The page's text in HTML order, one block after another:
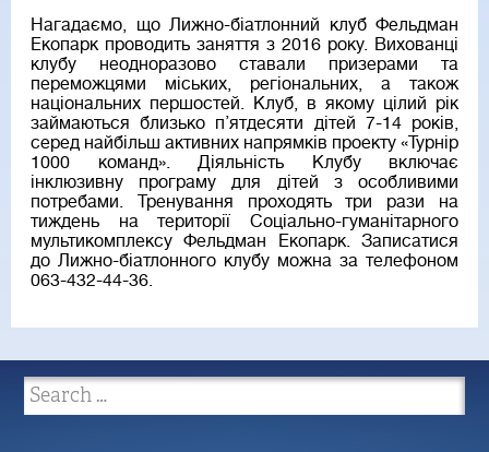
Нагадаємо, що Лижно-біатлонний клуб Фельдман
Екопарк проводить заняття з 2016 року. Вихованці
клубу неодноразово ставали призерами та
переможцями міських, регіональних, а також
національних першостей. Клуб, в якому цілий рік
займаються близько п’ятдесяти дітей 7-14 років,
серед найбільш активних напрямків проекту «Турнір
1000 команд». Діяльність Клубу включає
інклюзивну програму для дітей з особливими
потребами. Тренування проходять три рази на
тиждень на території Соціально-гуманітарного
мультикомплексу Фельдман Екопарк. Записатися
до Лижно-біатлонного клубу можна за телефоном
063-432-44-36.